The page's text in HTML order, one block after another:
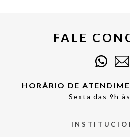
FALE
HORÁRIO DE
Sexta das 9h